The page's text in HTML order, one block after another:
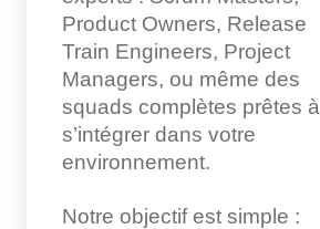
Product Owners, Release
Train Engineers, Project
Managers, ou même des
squads complètes prêtes à
s’intégrer dans votre
environnement.
Notre objectif est simple :